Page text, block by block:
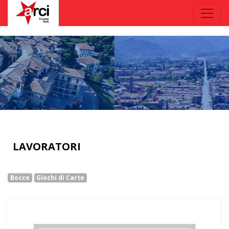
LAVORATORI
Bocce Giochi di Carte